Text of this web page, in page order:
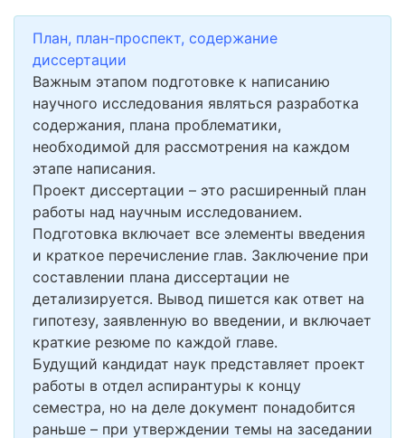
План, план-проспект, содержание
диссертации
Важным этапом подготовке к написанию
научного исследования являться разработка
содержания, плана проблематики,
необходимой для рассмотрения на каждом
этапе написания.
Проект диссертации – это расширенный план
работы над научным исследованием.
Подготовка включает все элементы введения
и краткое перечисление глав. Заключение при
составлении плана диссертации не
детализируется. Вывод пишется как ответ на
гипотезу, заявленную во введении, и включает
краткие резюме по каждой главе.
Будущий кандидат наук представляет проект
работы в отдел аспирантуры к концу
семестра, но на деле документ понадобится
раньше – при утверждении темы на заседании